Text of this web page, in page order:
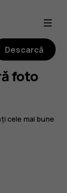
Descarcă
foto
cele mai bune